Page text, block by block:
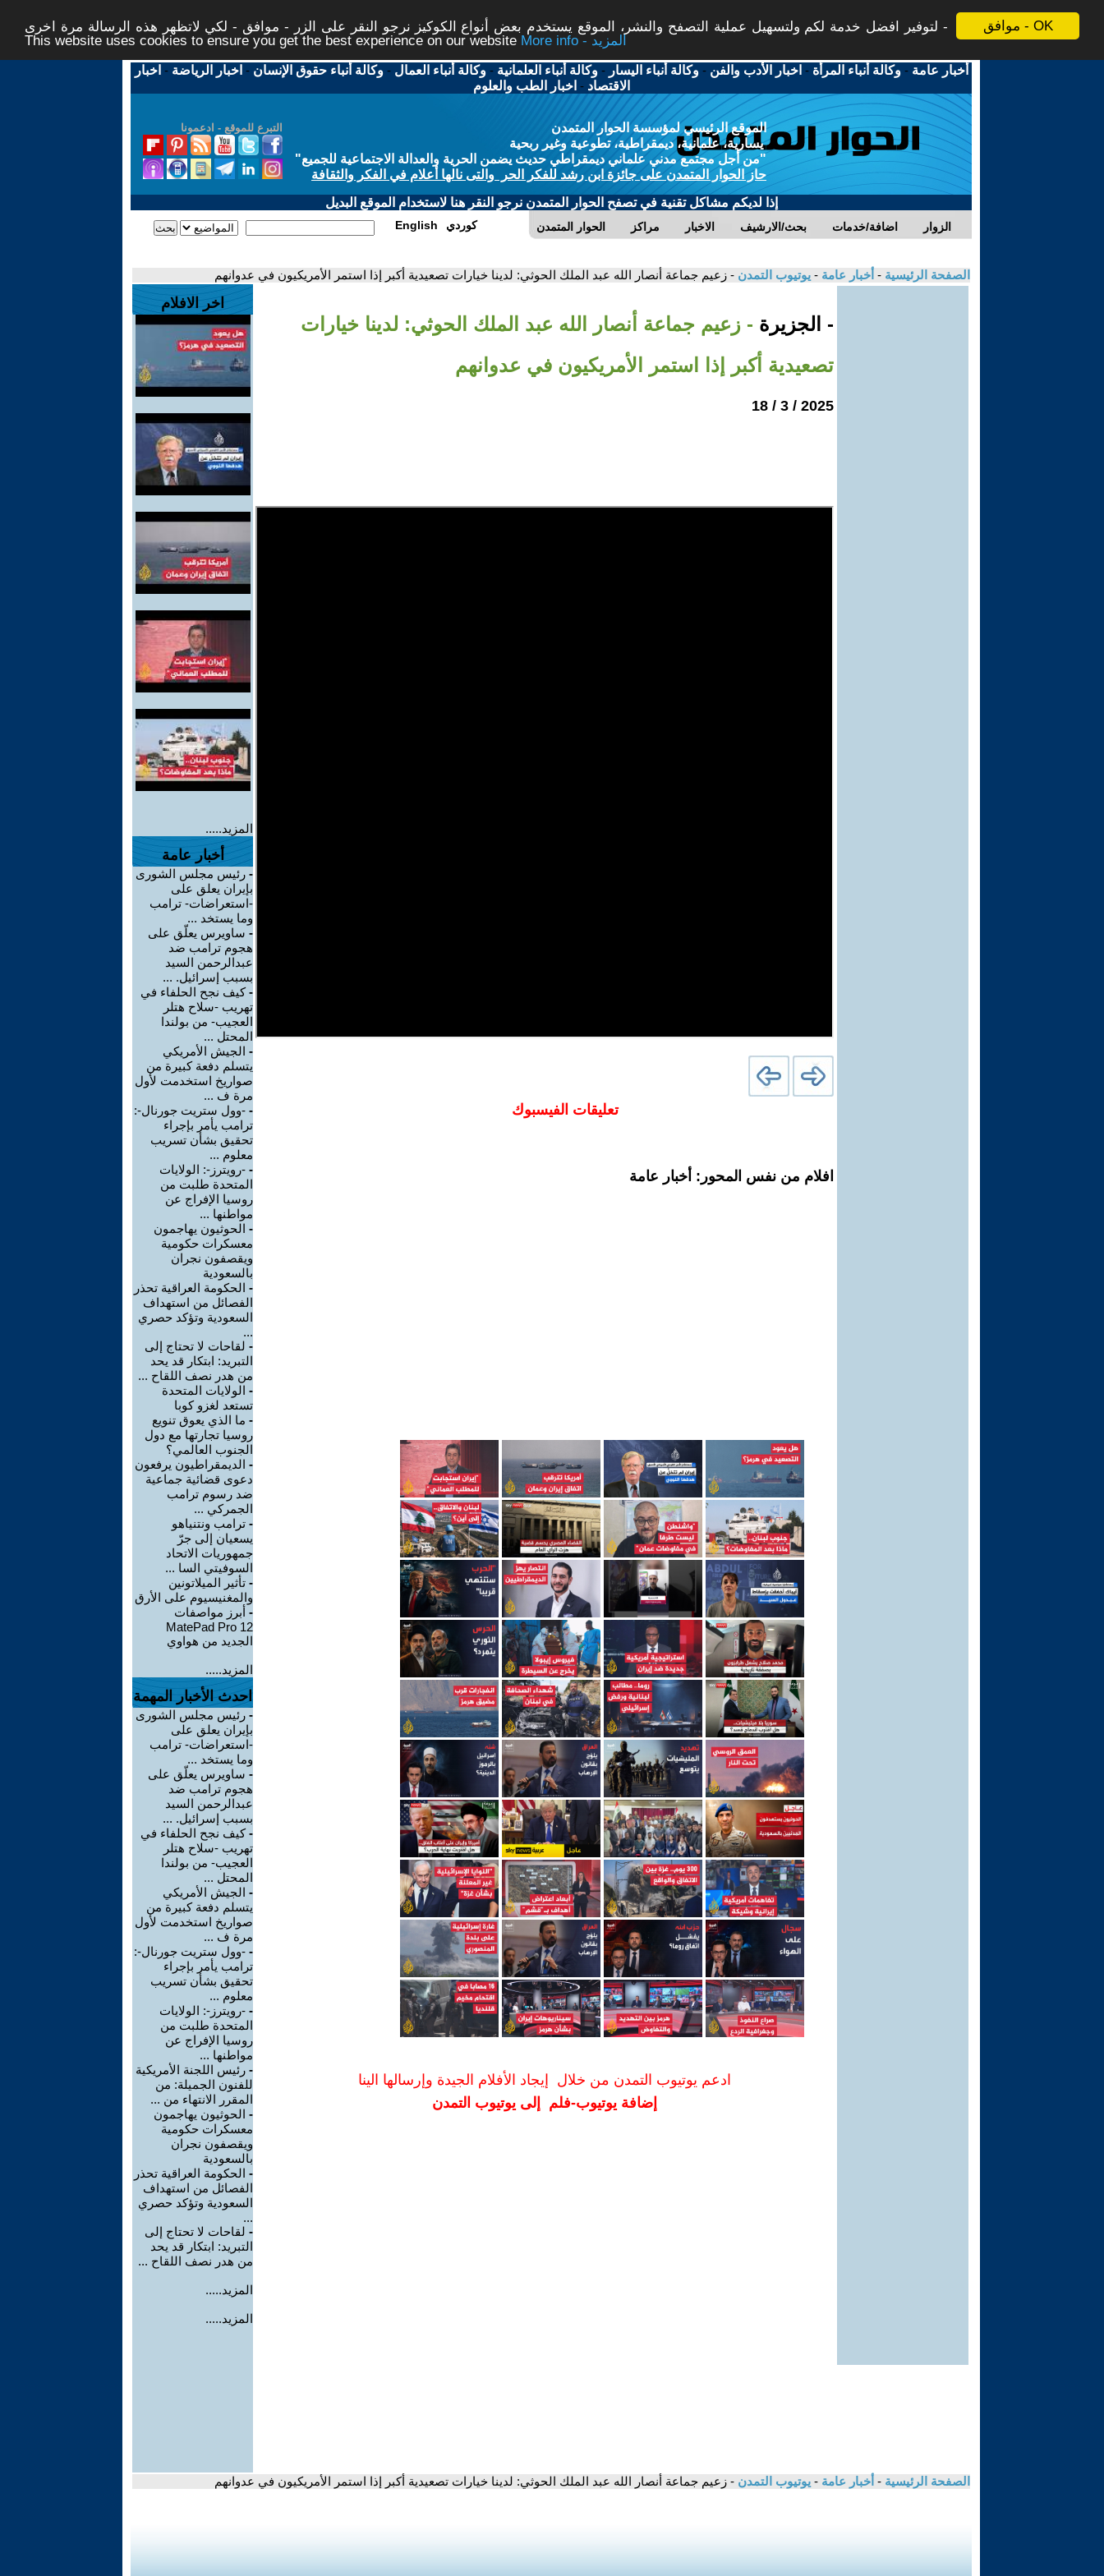
موافق - OK
لتوفير افضل خدمة لكم ولتسهيل عملية التصفح والنشر، الموقع يستخدم بعض أنواع الكوكيز نرجو النقر على الزر - موافق - لكي لاتظهر هذه الرسالة مرة اخرى -
This website uses cookies to ensure you get the best experience on our website
More info - المزيد
أخبار عامة -وكالة أنباء المرأة - اخبار الأدب والفن -وكالة أنباء اليسار -وكالة أنباء العلمانية -وكالة أنباء العمال -وكالة أنباء حقوق الإنسان - اخبار الرياضة - اخبار
الاقتصاد - اخبار الطب والعلوم
التبرع للموقع - ادعمونا
الموقع الرئيسي لمؤسسة الحوار المتمدن
يسارية، علمانية، ديمقراطية، تطوعية وغير ربحية
"من أجل مجتمع مدني علماني ديمقراطي حديث يضمن الحرية والعدالة الاجتماعية للجميع"
حاز الحوار المتمدن على جائزة ابن رشد للفكر الحر والتى نالها أعلام في الفكر والثقافة
إذا لديكم مشاكل تقنية في تصفح الحوار المتمدن نرجو النقر هنا لاستخدام الموقع البديل
الحوار المتمدن مراكز الاخبار بحث/الارشيف اضافة/خدمات الزوار English كوردي
الصفحة الرئيسية - أخبار عامة - يوتيوب التمدن - زعيم جماعة أنصار الله عبد الملك الحوثي: لدينا خيارات تصعيدية أكبر إذا استمر الأمريكيون في عدوانهم
- الجزيرة - زعيم جماعة أنصار الله عبد الملك الحوثي: لدينا خيارات
تصعيدية أكبر إذا استمر الأمريكيون في عدوانهم
2025 / 3 / 18
تعليقات الفيسبوك
افلام من نفس المحور: أخبار عامة
ادعم يوتيوب التمدن من خلال إيجاد الأفلام الجيدة وإرسالها الينا
إضافة يوتيوب-فلم إلى يوتيوب التمدن
اخر الافلام
المزيد.....
أخبار عامة
- رئيس مجلس الشورى
بإيران يعلق على
-استعراضات- ترامب
وما يستخد ...
- ساويرس يعلّق على
هجوم ترامب ضد
عبدالرحمن السيد
بسبب إسرائيل. ...
-كيف نجح الحلفاء في
تهريب -سلاح هتلر
العجيب- من بولندا
المحتل ...
- الجيش الأمريكي
يتسلم دفعة كبيرة من
صواريخ استخدمت لأول
مرة ف ...
- -وول ستريت جورنال-:
ترامب يأمر بإجراء
تحقيق بشأن تسريب
معلوم ...
- -رويترز-: الولايات
المتحدة طلبت من
روسيا الإفراج عن
مواطنها ...
- الحوثيون يهاجمون
معسكرات حكومية
ويقصفون نجران
بالسعودية
- الحكومة العراقية تحذر
الفصائل من استهداف
السعودية وتؤكد حصري
...
- لقاحات لا تحتاج إلى
التبريد: ابتكار قد يحد
من هدر نصف اللقاح ...
- الولايات المتحدة
تستعد لغزو كوبا
- ما الذي يعوق تنويع
روسيا تجارتها مع دول
الجنوب العالمي؟
- الديمقراطيون يرفعون
دعوى قضائية جماعية
ضد رسوم ترامب
الجمركي ...
- ترامب ونتنياهو
يسعيان إلى جرّ
جمهوريات الاتحاد
السوفيتي السا ...
- تأثير الميلاتونين
والمغنيسيوم على الأرق
- أبرز مواصفات
MatePad Pro 12
الجديد من هواوي
المزيد.....
احدث الأخبار المهمة
- رئيس مجلس الشورى
بإيران يعلق على
-استعراضات- ترامب
وما يستخد ...
- ساويرس يعلّق على
هجوم ترامب ضد
عبدالرحمن السيد
بسبب إسرائيل. ...
-كيف نجح الحلفاء في
تهريب -سلاح هتلر
العجيب- من بولندا
المحتل ...
- الجيش الأمريكي
يتسلم دفعة كبيرة من
صواريخ استخدمت لأول
مرة ف ...
- -وول ستريت جورنال-:
ترامب يأمر بإجراء
تحقيق بشأن تسريب
معلوم ...
- -رويترز-: الولايات
المتحدة طلبت من
روسيا الإفراج عن
مواطنها ...
- رئيس اللجنة الأمريكية
للفنون الجميلة: من
المقرر الانتهاء من ...
- الحوثيون يهاجمون
معسكرات حكومية
ويقصفون نجران
بالسعودية
- الحكومة العراقية تحذر
الفصائل من استهداف
السعودية وتؤكد حصري
...
- لقاحات لا تحتاج إلى
التبريد: ابتكار قد يحد
من هدر نصف اللقاح ...
المزيد.....
المزيد.....
الصفحة الرئيسية - أخبار عامة - يوتيوب التمدن - زعيم جماعة أنصار الله عبد الملك الحوثي: لدينا خيارات تصعيدية أكبر إذا استمر الأمريكيون في عدوانهم